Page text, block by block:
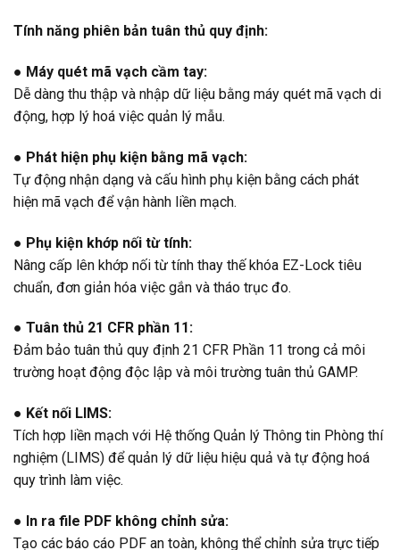
Tính năng phiên bản tuân thủ quy định:
● Máy quét mã vạch cầm tay:
Dễ dàng thu thập và nhập dữ liệu bằng máy quét mã vạch di
động, hợp lý hoá việc quản lý mẫu.
● Phát hiện phụ kiện bằng mã vạch:
Tự động nhận dạng và cấu hình phụ kiện bằng cách phát
hiện mã vạch để vận hành liền mạch.
● Phụ kiện khớp nối từ tính:
Nâng cấp lên khớp nối từ tính thay thế khóa EZ-Lock tiêu
chuẩn, đơn giản hóa việc gắn và tháo trục đo.
● Tuân thủ 21 CFR phần 11:
Đảm bảo tuân thủ quy định 21 CFR Phần 11 trong cả môi
trường hoạt động độc lập và môi trường tuân thủ GAMP.
● Kết nối LIMS:
Tích hợp liền mạch với Hệ thống Quản lý Thông tin Phòng thí
nghiệm (LIMS) để quản lý dữ liệu hiệu quả và tự động hoá
quy trình làm việc.
● In ra file PDF không chỉnh sửa:
Tạo các báo cáo PDF an toàn, không thể chỉnh sửa trực tiếp